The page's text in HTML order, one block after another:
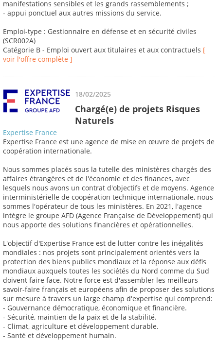
manifestations sensibles et les grands rassemblements ;
- appui ponctuel aux autres missions du service.
Emploi-type : Gestionnaire en défense et en sécurité civiles
(SCR002A)
Catégorie B - Emploi ouvert aux titulaires et aux contractuels [
voir l'offre complète ]
18/02/2025
Chargé(e) de projets Risques
Naturels
Expertise France
Expertise France est une agence de mise en œuvre de projets de
coopération internationale.
Nous sommes placés sous la tutelle des ministères chargés des
affaires étrangères et de l'économie et des finances, avec
lesquels nous avons un contrat d'objectifs et de moyens. Agence
interministérielle de coopération technique internationale, nous
sommes l'opérateur de tous les ministères. En 2021, l'agence
intègre le groupe AFD (Agence Française de Développement) qui
nous apporte des solutions financières et opérationnelles.
L'objectif d'Expertise France est de lutter contre les inégalités
mondiales : nos projets sont principalement orientés vers la
protection des biens publics mondiaux et la réponse aux défis
mondiaux auxquels toutes les sociétés du Nord comme du Sud
doivent faire face. Notre force est d'assembler les meilleurs
savoir-faire français et européens afin de proposer des solutions
sur mesure à travers un large champ d'expertise qui comprend:
- Gouvernance démocratique, économique et financière.
- Sécurité, maintien de la paix et de la stabilité.
- Climat, agriculture et développement durable.
- Santé et développement humain.